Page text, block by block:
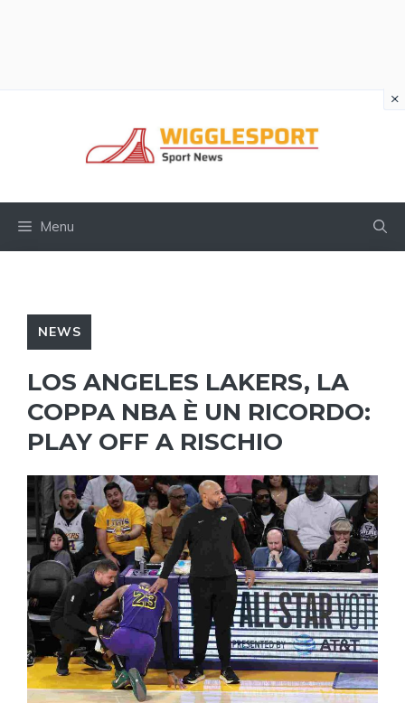
Menu
NEWS
LOS ANGELES LAKERS, LA
COPPA NBA È UN RICORDO:
PLAY OFF A RISCHIO
×